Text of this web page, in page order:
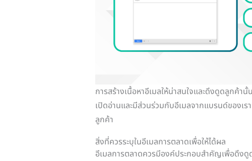
การสร้างเนื้อหาอีเมลให้น่าสนใจและดึงดูดลูกค้า
เปิดอ่านและมีส่วนร่วมกับอีเมลจากแบรนด์ของเร
ลูกค้า
สิ่งที่ควรระบุในอีเมลการตลาดเพื่อให้ได้ผล
อีเมลการตลาดควรมีองค์ประกอบสำคัญเพื่อดึงดู